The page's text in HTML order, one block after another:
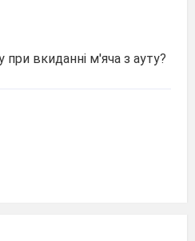
вкиданні м'яча з ауту?